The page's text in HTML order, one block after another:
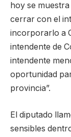
hoy se
cerrar con el
incorporarlo a
intendente de
intendente
oportunidad
provincia”.
El diputado
sensibles